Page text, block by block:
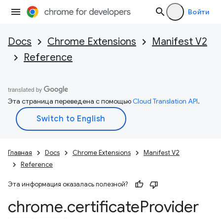
Войти
Docs Chrome Extensions
Manifest V2
Reference
Эта страница переведена с помощьюCloud Translation API.
Главная Docs Chrome Extensions
Manifest V2
Reference
Эта информация оказалась полезной?
chrome.certificateProvider